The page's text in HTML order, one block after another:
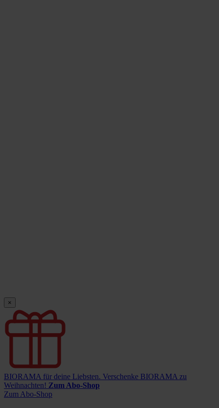
×
BIORAMA für deine Liebsten. Verschenke BIORAMA zu
Weihnachten! Zum Abo-Shop
Zum Abo-Shop